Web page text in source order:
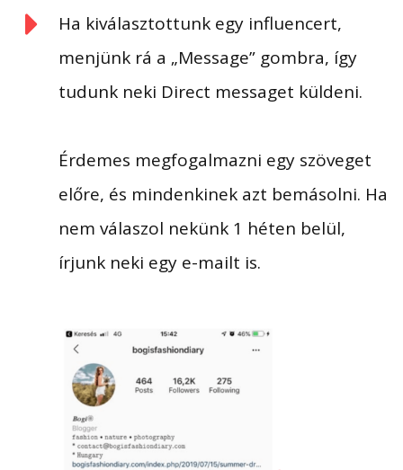
Ha kiválasztottunk egy influencert,
menjünk rá a „Message” gombra, így
tudunk neki Direct messaget küldeni.
Érdemes megfogalmazni egy szöveget
előre, és mindenkinek azt bemásolni. Ha
nem válaszol nekünk 1 héten belül,
írjunk neki egy e-mailt is.